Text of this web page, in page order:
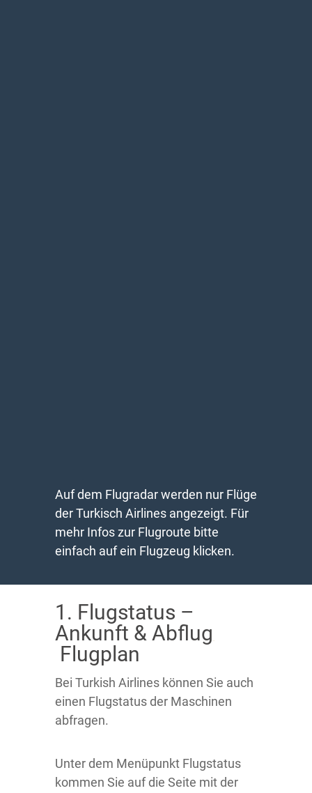
Auf dem Flugradar werden nur Flüge
der Turkisch Airlines angezeigt. Für
mehr Infos zur Flugroute bitte
einfach auf ein Flugzeug klicken.
1. Flugstatus –
Ankunft & Abflug
Flugplan
Bei Turkish Airlines können Sie auch
einen Flugstatus der Maschinen
abfragen.
Unter dem Menüpunkt Flugstatus
kommen Sie auf die Seite mit der